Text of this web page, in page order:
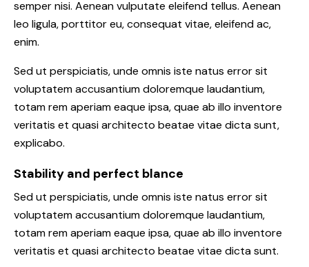
semper nisi. Aenean vulputate eleifend tellus. Aenean
leo ligula, porttitor eu, consequat vitae, eleifend ac,
enim.
Sed ut perspiciatis, unde omnis iste natus error sit
voluptatem accusantium doloremque laudantium,
totam rem aperiam eaque ipsa, quae ab illo inventore
veritatis et quasi architecto beatae vitae dicta sunt,
explicabo.
Stability and perfect blance
Sed ut perspiciatis, unde omnis iste natus error sit
voluptatem accusantium doloremque laudantium,
totam rem aperiam eaque ipsa, quae ab illo inventore
veritatis et quasi architecto beatae vitae dicta sunt.